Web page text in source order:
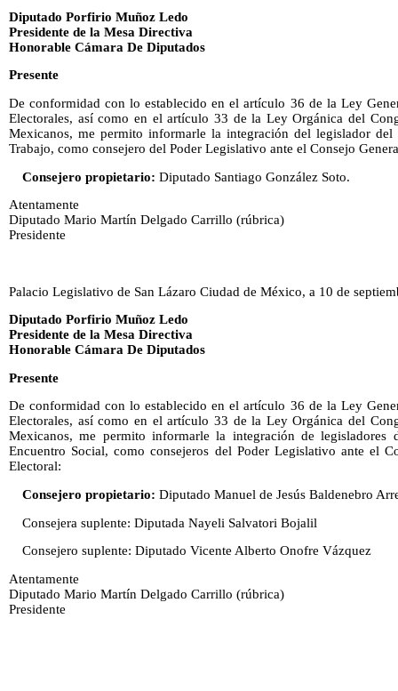
Diputado Porfirio Muñoz Ledo
Presidente de la Mesa Directiva
Honorable Cámara De Diputados
Presente
De conformidad con lo establecido en el artículo 36 de la Ley
Electorales, así como en el artículo 33 de la Ley Orgánica del
Mexicanos, me permito informarle la integración del legislador
Trabajo, como consejero del Poder Legislativo ante el Consejo
Consejero propietario: Diputado Santiago González Soto.
Atentamente
Diputado Mario Martín Delgado Carrillo (rúbrica)
Presidente
Palacio Legislativo de San Lázaro Ciudad de México, a 10 de
Diputado Porfirio Muñoz Ledo
Presidente de la Mesa Directiva
Honorable Cámara De Diputados
Presente
De conformidad con lo establecido en el artículo 36 de la Ley
Electorales, así como en el artículo 33 de la Ley Orgánica del
Mexicanos, me permito informarle la integración de legisladores
Encuentro Social, como consejeros del Poder Legislativo ante el
Electoral:
Consejero propietario: Diputado Manuel de Jesús Baldenebro
Consejera suplente: Diputada Nayeli Salvatori Bojalil
Consejero suplente: Diputado Vicente Alberto Onofre Vázquez
Atentamente
Diputado Mario Martín Delgado Carrillo (rúbrica)
Presidente